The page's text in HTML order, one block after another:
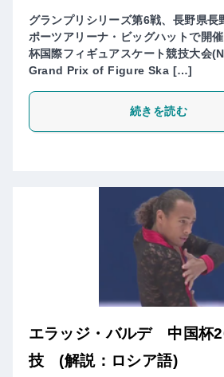
グランプリシリーズ第6戦、長野県長
ポーツアリーナ・ビッグハットで開
杯国際フィギュアスケート競技大会
Grand Prix of Figure Ska […]
続きを読む
エラッジ・バルデ 中国杯
技 (解説：ロシア語)